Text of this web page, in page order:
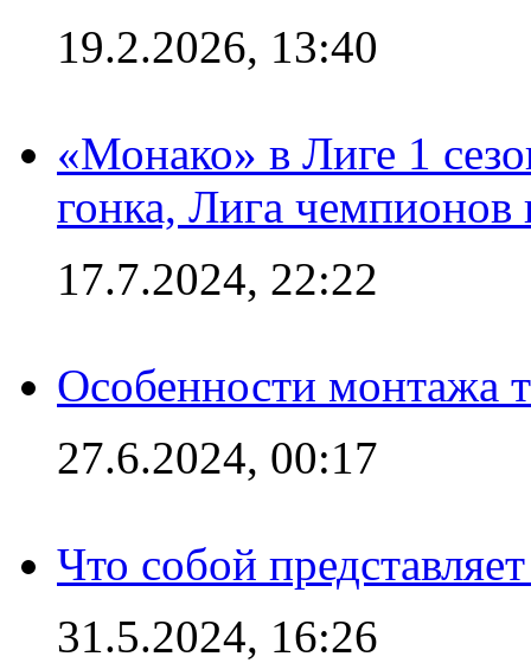
19.2.2026, 13:40
«Монако» в Лиге 1
гонка, Лига чемпионов
17.7.2024, 22:22
Особенности монтажа
27.6.2024, 00:17
Что собой
31.5.2024, 16:26